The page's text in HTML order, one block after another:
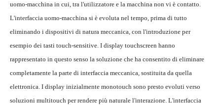
uomo-macchina in cui, tra l'utilizzatore e la macchina non vi è contatto.
L'interfaccia uomo-macchina si è evoluta nel tempo, prima di tutto
eliminando i dispositivi di natura meccanica, con l'introduzione per
esempio dei tasti touch-sensitive. I display touchscreen hanno
rappresentato in questo senso la soluzione che ha consentito di eliminare
completamente la parte di interfaccia meccanica, sostituita da quella
elettronica. I display inizialmente monotouch sono presto evoluti verso
soluzioni multitouch per rendere più naturale l'interazione. L'interfaccia